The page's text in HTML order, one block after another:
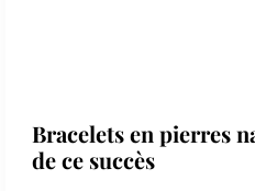
Bracelets en pierres
de ce succès